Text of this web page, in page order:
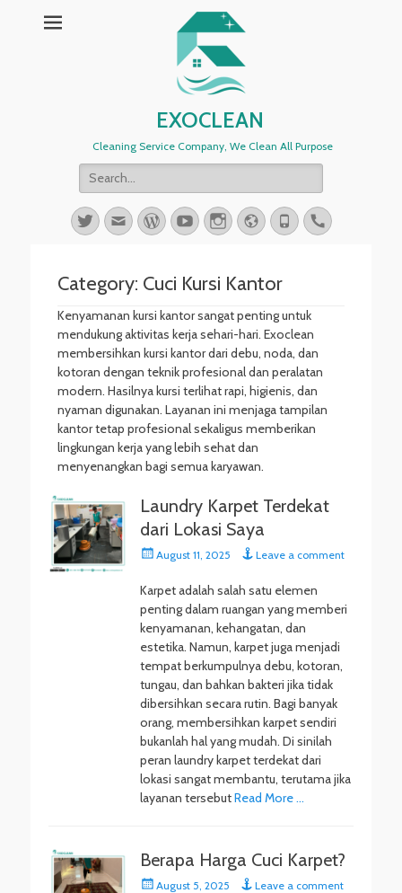
EXOCLEAN
Cleaning Service Company, We Clean All Purpose
Search
for:
TwitterEmailWordPress
YouTubeInstagram
Website
PhoneHandset
Category: Cuci Kursi Kantor
Kenyamanan kursi kantor sangat penting untuk
mendukung aktivitas kerja sehari-hari. Exoclean
membersihkan kursi kantor dari debu, noda, dan
kotoran dengan teknik profesional dan peralatan
modern. Hasilnya kursi terlihat rapi, higienis, dan
nyaman digunakan. Layanan ini menjaga tampilan
kantor tetap profesional sekaligus memberikan
lingkungan kerja yang lebih sehat dan
menyenangkan bagi semua karyawan.
Laundry Karpet Terdekat
dari Lokasi Saya
PostedAugust 11, 2025 Leave a comment
Karpet adalah salah satu elemen
penting dalam ruangan yang memberi
kenyamanan, kehangatan, dan
estetika. Namun, karpet juga menjadi
tempat berkumpulnya debu, kotoran,
tungau, dan bahkan bakteri jika tidak
dibersihkan secara rutin. Bagi banyak
orang, membersihkan karpet sendiri
bukanlah hal yang mudah. Di sinilah
peran laundry karpet terdekat dari
lokasi sangat membantu, terutama jika
layanan tersebutRead More …
Berapa Harga Cuci Karpet?
PostedAugust 5, 2025 Leave a comment